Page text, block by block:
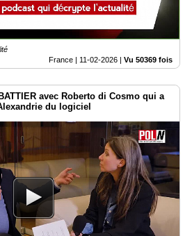
France | 11-02-2026 | Vu 50369 fois
avec Roberto di Cosmo qui a
du logiciel